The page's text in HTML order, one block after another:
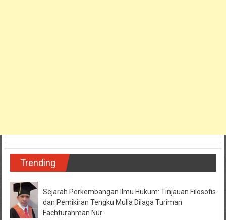
Trending
Sejarah Perkembangan Ilmu Hukum: Tinjauan Filosofis
dan Pemikiran Tengku Mulia Dilaga Turiman
Fachturahman Nur